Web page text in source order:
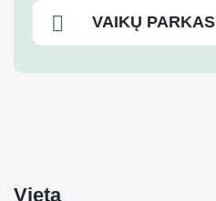
VAIKŲ PARKAS
Vieta